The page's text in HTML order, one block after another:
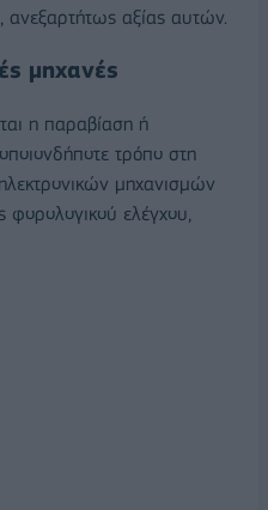
αξίας αυτών.
μηχανές
η παραβίαση ή
τρόπο στη
μηχανισμών
φορολογικού ελέγχου,